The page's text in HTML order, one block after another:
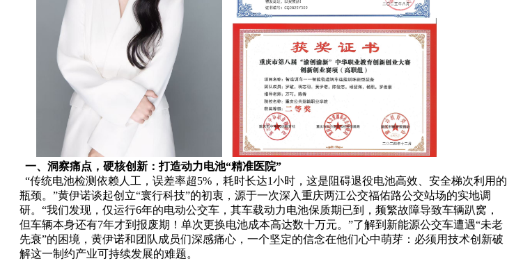
一、洞察痛点，硬核创新：打造动力电池“精准医院”
“传统电池检测依赖人工，误差率超5%，耗时长达1小时，这是阻碍退役电池高效、安全梯次利用的
瓶颈。”黄伊诺谈起创立“寰行科技”的初衷，源于一次深入重庆两江公交福佑路公交站场的实地调
研。“我们发现，仅运行6年的电动公交车，其车载动力电池保质期已到，频繁故障导致车辆趴窝，
但车辆本身还有7年才到报废期！单次更换电池成本高达数十万元。”了解到新能源公交车遭遇“未老
先衰”的困境，黄伊诺和团队成员们深感痛心，一个坚定的信念在他们心中萌芽：必须用技术创新破
解这一制约产业可持续发展的难题。